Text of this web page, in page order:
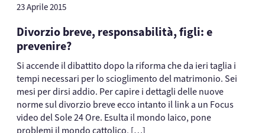
23 Aprile 2015
Divorzio breve, responsabilità, figli: e
prevenire?
Si accende il dibattito dopo la riforma che da ieri taglia i
tempi necessari per lo scioglimento del matrimonio. Sei
mesi per dirsi addio. Per capire i dettagli delle nuove
norme sul divorzio breve ecco intanto il link a un Focus
video del Sole 24 Ore. Esulta il mondo laico, pone
problemi il mondo cattolico, […]